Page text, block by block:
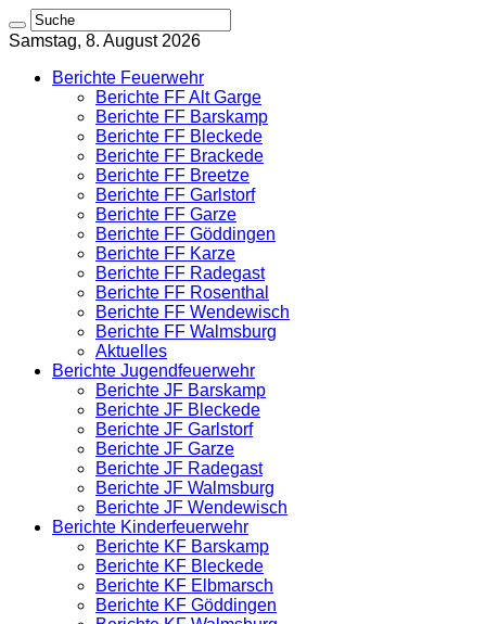
Samstag, 8. August 2026
Berichte Feuerwehr
Berichte FF Alt Garge
Berichte FF Barskamp
Berichte FF Bleckede
Berichte FF Brackede
Berichte FF Breetze
Berichte FF Garlstorf
Berichte FF Garze
Berichte FF Göddingen
Berichte FF Karze
Berichte FF Radegast
Berichte FF Rosenthal
Berichte FF Wendewisch
Berichte FF Walmsburg
Aktuelles
Berichte Jugendfeuerwehr
Berichte JF Barskamp
Berichte JF Bleckede
Berichte JF Garlstorf
Berichte JF Garze
Berichte JF Radegast
Berichte JF Walmsburg
Berichte JF Wendewisch
Berichte Kinderfeuerwehr
Berichte KF Barskamp
Berichte KF Bleckede
Berichte KF Elbmarsch
Berichte KF Göddingen